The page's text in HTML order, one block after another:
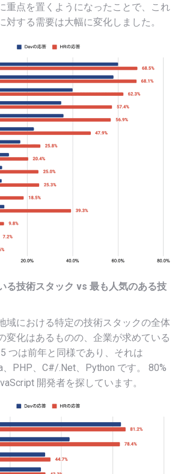
重点を置くようになったことで、これ
対する需要は大幅に変化しました。
る技術スタック vs 最も人気のある技
域における特定の技術スタックの全体
変化はあるものの、企業が求めている
つは前年と同様であり、それは
PHP、C#/.Net、Python です。 80%
開発者を探しています。